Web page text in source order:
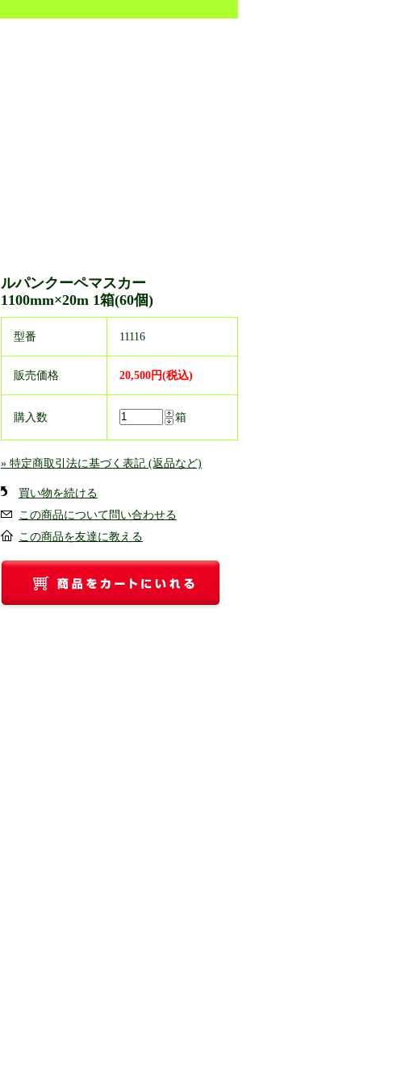
ルパンクーペマスカー
1100mm×20m 1箱(60個)
型番 11116
販売価格 20,500円(税込)
購入数 箱
» 特定商取引法に基づく表記 (返品など)
買い物を続ける
この商品について問い合わせる
この商品を友達に教える